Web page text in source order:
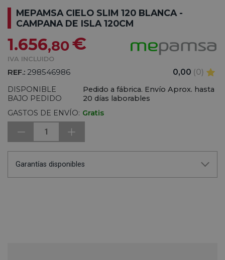
MEPAMSA CIELO SLIM 120 BLANCA -
CAMPANA DE ISLA 120CM
1.656,80€
IVA INCLUIDO
REF.: 298546986 0,00 (0)
DISPONIBLE
BAJO PEDIDO
Pedido a fábrica. Envío Aprox. hasta
20 días laborables
GASTOS DE ENVÍO: Gratis
1
Garantías disponibles